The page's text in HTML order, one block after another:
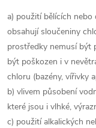
a) použití bělících
obsahují sloučeniny
prostředky nemusí být
být poškozen i v
chloru (bazény, vířivky
b) vlivem působení
které jsou i vlhké,
c) použití alkalických